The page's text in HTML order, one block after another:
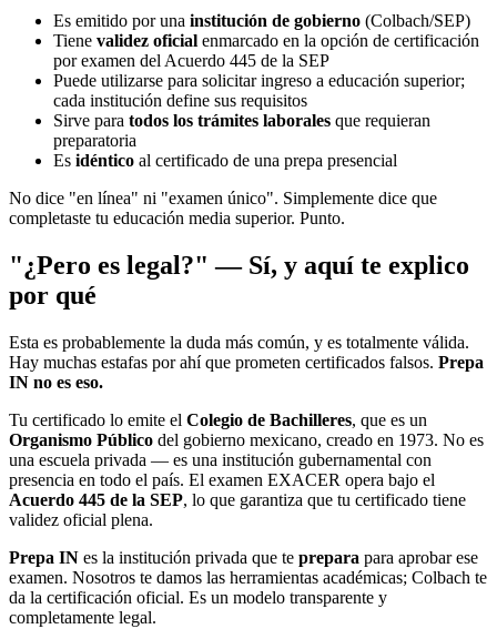
Es emitido por una institución de gobierno (Colbach/SEP)
Tiene validez oficial enmarcado en la opción de certificación
por examen del Acuerdo 445 de la SEP
Puede utilizarse para solicitar ingreso a educación superior;
cada institución define sus requisitos
Sirve para todos los trámites laborales que requieran
preparatoria
Es idéntico al certificado de una prepa presencial
No dice "en línea" ni "examen único". Simplemente dice que
completaste tu educación media superior. Punto.
"¿Pero es legal?" — Sí, y aquí te explico
por qué
Esta es probablemente la duda más común, y es totalmente válida.
Hay muchas estafas por ahí que prometen certificados falsos. Prepa
IN no es eso.
Tu certificado lo emite el Colegio de Bachilleres, que es un
Organismo Público del gobierno mexicano, creado en 1973. No es
una escuela privada — es una institución gubernamental con
presencia en todo el país. El examen EXACER opera bajo el
Acuerdo 445 de la SEP, lo que garantiza que tu certificado tiene
validez oficial plena.
Prepa IN es la institución privada que te prepara para aprobar ese
examen. Nosotros te damos las herramientas académicas; Colbach te
da la certificación oficial. Es un modelo transparente y
completamente legal.